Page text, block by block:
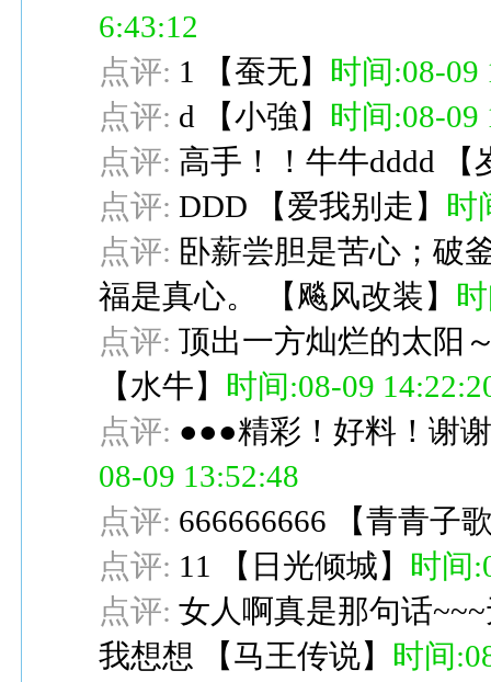
6:43:12
点评: 1 【蚕无】 时间:08-09
点评: d 【小強】 时间:08-09
点评: 高手！！牛牛dddd 【
点评: DDD 【爱我别走 】 时
点评: 卧薪尝胆是苦心；破
福是真心。
【 飚风改装 】
点评: 顶出一方灿烂的太阳
【水牛】 时间:08-09
点评: ●●●精彩！好料！谢
08-09 13:52:48
点评: 666666666 【青青子
点评: 11 【 日光倾城】 时间
点评: 女人啊真是那句话
我想想
【马王传说】 时间